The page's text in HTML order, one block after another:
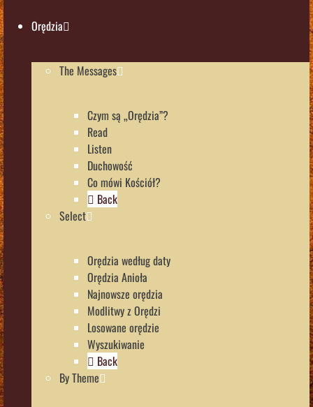
Orędzia
The Messages
Czym są „Orędzia”?
Read
Listen
Duchowość
Co mówi Kościół?
Back
Select
Orędzia według daty
Orędzia Anioła
Najnowsze orędzia
Modlitwy z Orędzi
Losowane orędzie
Wyszukiwanie
Back
By Theme